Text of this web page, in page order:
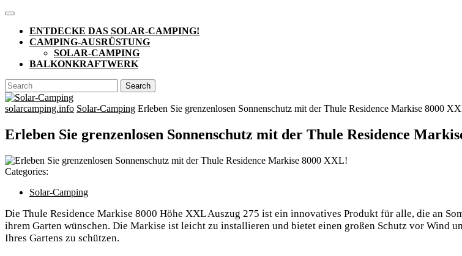
Skip
content
Open
ButtonENTDECKE DAS SOLAR-CAMPING!
CAMPING-AUSRÜSTUNG
SOLAR-CAMPING
BALKONKRAFTWERK
CLOSE
BUTTON
Search
for:
solarcamping.info Solar-Camping Erleben Sie grenzenlosen Sonnenschutz mit der Thule Residence Markise 8000
Erleben Sie grenzenlosen Sonnenschutz mit der Thule Residence
Categories:
Solar-Camping
Die Thule Residence Markise 8000 Höhe XXL Auszug 275 ist ein innovatives Produkt für alle, die an
ihrem Garten wünschen. Die Markise ist leicht zu installieren und bietet einen großen Schutz vor Wind
Ihres Gartens zu schützen.